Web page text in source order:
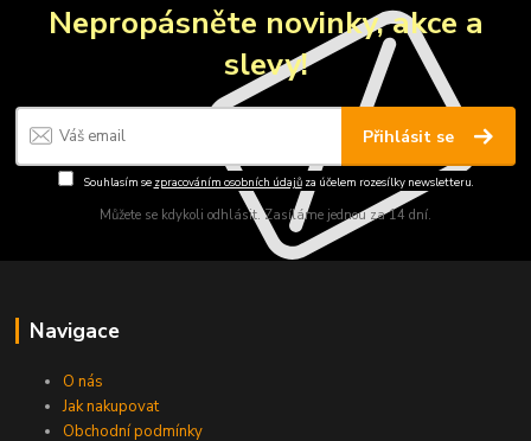
Nepropásněte novinky, akce a
slevy!
Přihlásit se
Souhlasím se zpracováním osobních údajůza účelem rozesílky newsletteru.
Můžete se kdykoli odhlásit. Zasíláme jednou za 14 dní.
Navigace
O nás
Jak nakupovat
Obchodní podmínky